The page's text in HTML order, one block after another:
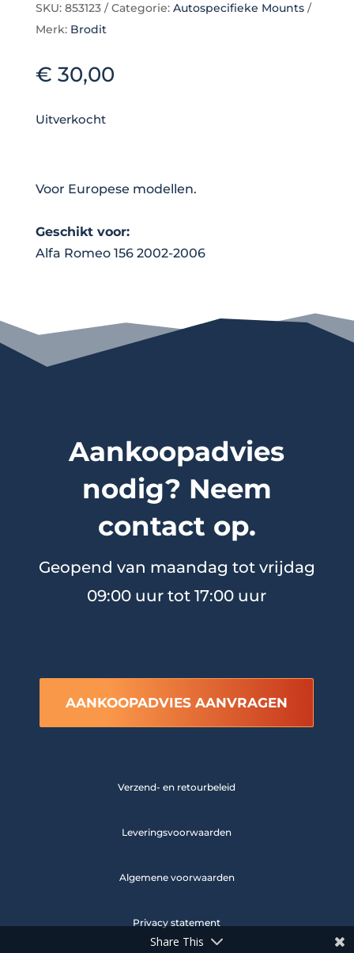
SKU: 853123 Categorie: Autospecifieke Mounts
Merk: Brodit
€ 30,00
Uitverkocht
Voor Europese modellen.
Geschikt voor:
Alfa Romeo 156 2002-2006
Aankoopadvies
nodig? Neem
contact op.
Geopend van maandag tot vrijdag
09:00 uur tot 17:00 uur
AANKOOPADVIES AANVRAGEN
Verzend- en retourbeleid
Leveringsvoorwaarden
Algemene voorwaarden
Privacy statement
Share This